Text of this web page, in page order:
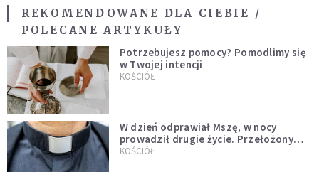
REKOMENDOWANE DLA CIEBIE /
POLECANE ARTYKUŁY
Potrzebujesz pomocy? Pomodlimy się
w Twojej intencji
KOŚCIÓŁ
W dzień odprawiał Mszę, w nocy
prowadził drugie życie. Przełożony
kazał mu opuścić zakon
KOŚCIÓŁ